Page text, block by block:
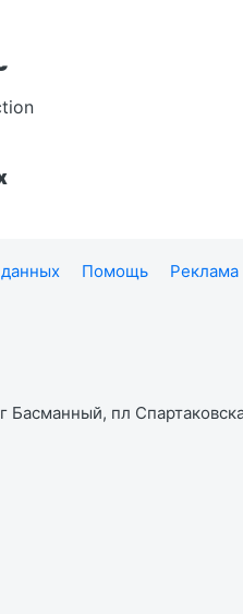
Помощь
пл